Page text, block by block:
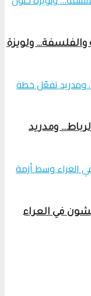
ولويزة
ومدريد
في العراء